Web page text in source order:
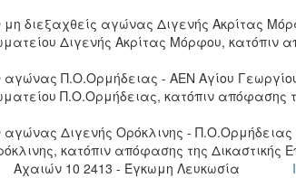
μη διεξαχθείς αγώνας Διγενής Ακρίτας
Διγενής Ακρίτας Μόρφου, κατόπιν
αγώνας Π.Ο.Ορμήδειας - ΑΕΝ Αγίου
Π.Ο.Ορμήδειας, κατόπιν απόφασης
αγώνας Διγενής Ορόκλινης -
κατόπιν απόφασης της Δικαστικής
Αχαιών 10 2413 - Έγκωμη Λευκωσία